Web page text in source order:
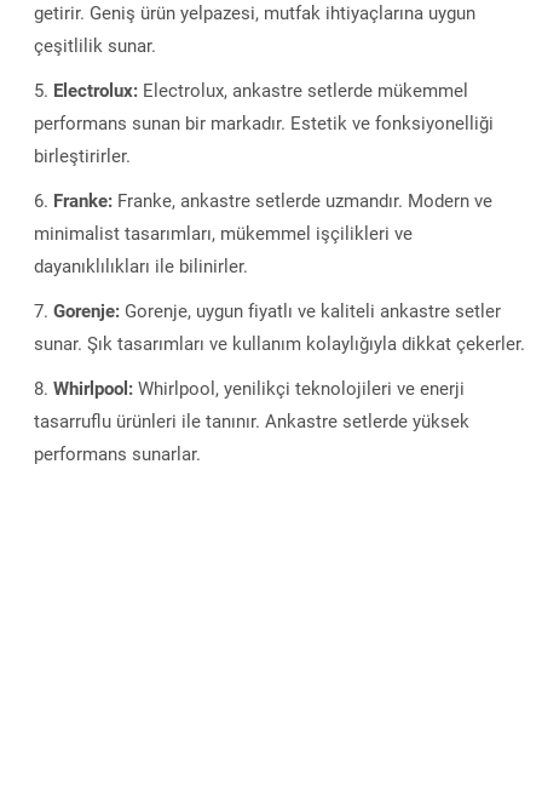
getirir. Geniş ürün yelpazesi, mutfak ihtiyaçlarına uygun
çeşitlilik sunar.
Electrolux: Electrolux, ankastre setlerde mükemmel
performans sunan bir markadır. Estetik ve fonksiyonelliği
birleştirirler.
Franke: Franke, ankastre setlerde uzmandır. Modern ve
minimalist tasarımları, mükemmel işçilikleri ve
dayanıklılıkları ile bilinirler.
Gorenje: Gorenje, uygun fiyatlı ve kaliteli ankastre setler
sunar. Şık tasarımları ve kullanım kolaylığıyla dikkat çekerler.
Whirlpool: Whirlpool, yenilikçi teknolojileri ve enerji
tasarruflu ürünleri ile tanınır. Ankastre setlerde yüksek
performans sunarlar.